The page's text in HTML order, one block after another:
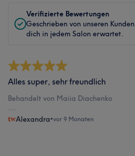
Verifizierte Bewertungen
Geschrieben von unseren
dich in jedem Salon erwartet.
Alles super, sehr freundlich
Behandelt von Maiia Diachenko
Alexandra•vor 9 Monaten